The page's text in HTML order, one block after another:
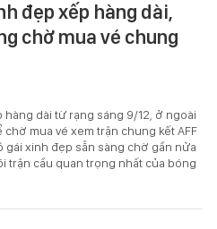
đẹp xếp hàng dài,
chờ mua vé chung
hàng dài từ rạng sáng 9/12, ở ngoài
chờ mua vé xem trận chung kết AFF
gái xinh đẹp sẵn sàng chờ gần nửa
trận cầu quan trọng nhất của bóng